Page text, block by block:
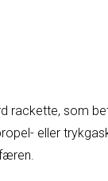
rackette, som
eller